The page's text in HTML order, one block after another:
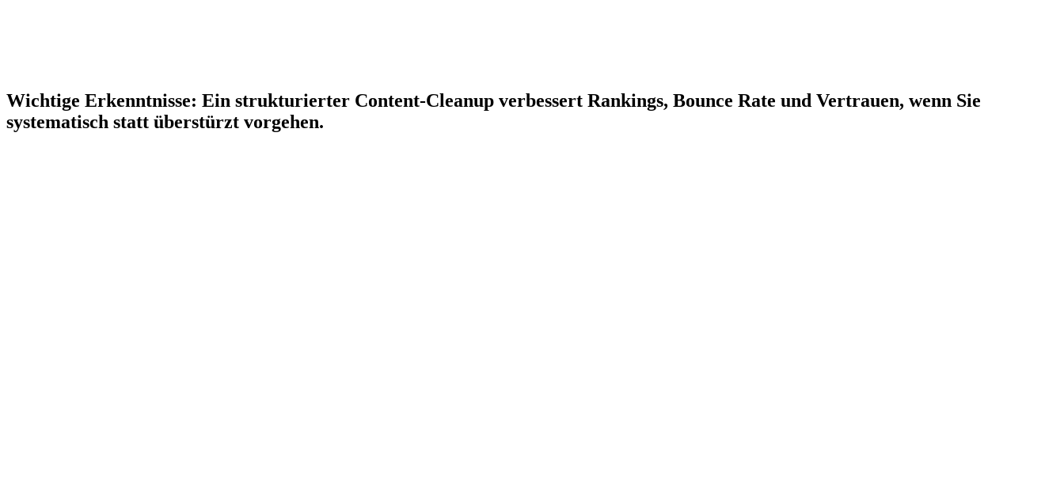
Wichtige Erkenntnisse: Ein strukturierter Content-Cleanup verbessert Rankings, Bounce Rate und Vertrauen, wenn Sie
systematisch statt überstürzt vorgehen.